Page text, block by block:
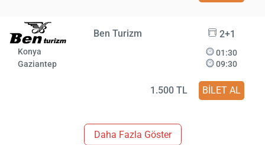
Ben Turizm 2+1
Konya
Gaziantep
01:30
09:30
1.500 TL BİLET AL
Daha Fazla Göster